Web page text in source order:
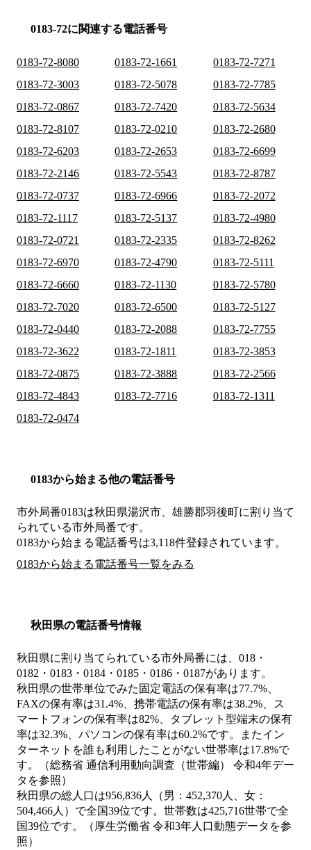
0183-72に関連する電話番号
0183-72-8080 0183-72-1661
0183-72-7271
0183-72-3003
0183-72-5078
0183-72-7785
0183-72-0867
0183-72-7420
0183-72-5634
0183-72-8107
0183-72-0210
0183-72-2680
0183-72-6203
0183-72-2653
0183-72-6699
0183-72-2146
0183-72-5543
0183-72-8787
0183-72-0737
0183-72-6966
0183-72-2072
0183-72-1117
0183-72-5137
0183-72-4980
0183-72-0721
0183-72-2335
0183-72-8262
0183-72-6970
0183-72-4790
0183-72-5111
0183-72-6660
0183-72-1130
0183-72-5780
0183-72-7020
0183-72-6500
0183-72-5127
0183-72-0440
0183-72-2088
0183-72-7755
0183-72-3622
0183-72-1811
0183-72-3853
0183-72-0875
0183-72-3888
0183-72-2566
0183-72-4843
0183-72-7716
0183-72-1311
0183-72-0474
0183から始まる他の電話番号
市外局番0183は秋田県湯沢市、雄勝郡羽後町に割り当て
られている市外局番です。
0183から始まる電話番号は3,118件登録されています。
0183から始まる電話番号一覧をみる
秋田県の電話番号情報
秋田県に割り当てられている市外局番には、018・
0182・0183・0184・0185・0186・0187があります。
秋田県の世帯単位でみた固定電話の保有率は77.7%、
FAXの保有率は31.4%、携帯電話の保有率は38.2%、ス
マートフォンの保有率は82%、タブレット型端末の保有
率は32.3%、パソコンの保有率は60.2%です。またイン
ターネットを誰も利用したことがない世帯率は17.8%で
す。（総務省 通信利用動向調査（世帯編） 令和4年デー
タを参照）
秋田県の総人口は956,836人（男：452,370人、女：
504,466人）で全国39位です。世帯数は425,716世帯で全
国39位です。（厚生労働省 令和3年人口動態データを参
照）